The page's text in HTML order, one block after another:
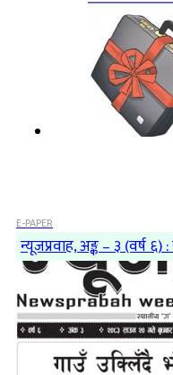
E-PAPER
न्यूजप्रवाह, अङ्क – ३ (वर्ष